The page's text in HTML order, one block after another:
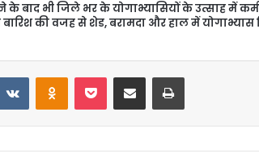
के बाद भी जिले भर के योगाभ्यासियों के उत्साह में
की वजह से शेड, बरामदा और हाल में योगाभ्यास